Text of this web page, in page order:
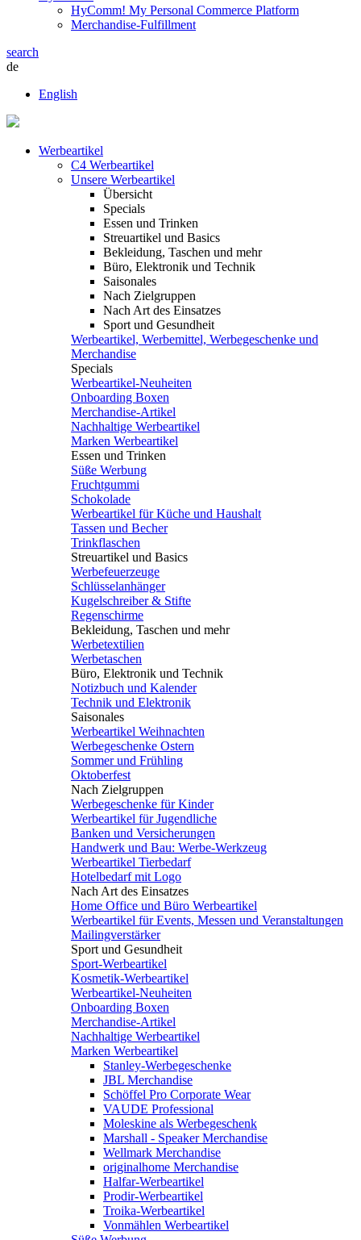
HyComm! My Personal Commerce Platform
Merchandise-Fulfillment
search
de
English
Werbeartikel
C4 Werbeartikel
Unsere Werbeartikel
Übersicht
Specials
Essen und Trinken
Streuartikel und Basics
Bekleidung, Taschen und mehr
Büro, Elektronik und Technik
Saisonales
Nach Zielgruppen
Nach Art des Einsatzes
Sport und Gesundheit
Werbeartikel, Werbemittel, Werbegeschenke und
Merchandise
Specials
Werbeartikel-Neuheiten
Onboarding Boxen
Merchandise-Artikel
Nachhaltige Werbeartikel
Marken Werbeartikel
Essen und Trinken
Süße Werbung
Fruchtgummi
Schokolade
Werbeartikel für Küche und Haushalt
Tassen und Becher
Trinkflaschen
Streuartikel und Basics
Werbefeuerzeuge
Schlüsselanhänger
Kugelschreiber & Stifte
Regenschirme
Bekleidung, Taschen und mehr
Werbetextilien
Werbetaschen
Büro, Elektronik und Technik
Notizbuch und Kalender
Technik und Elektronik
Saisonales
Werbeartikel Weihnachten
Werbegeschenke Ostern
Sommer und Frühling
Oktoberfest
Nach Zielgruppen
Werbegeschenke für Kinder
Werbeartikel für Jugendliche
Banken und Versicherungen
Handwerk und Bau: Werbe-Werkzeug
Werbeartikel Tierbedarf
Hotelbedarf mit Logo
Nach Art des Einsatzes
Home Office und Büro Werbeartikel
Werbeartikel für Events, Messen und Veranstaltungen
Mailingverstärker
Sport und Gesundheit
Sport-Werbeartikel
Kosmetik-Werbeartikel
Werbeartikel-Neuheiten
Onboarding Boxen
Merchandise-Artikel
Nachhaltige Werbeartikel
Marken Werbeartikel
Stanley-Werbegeschenke
JBL Merchandise
Schöffel Pro Corporate Wear
VAUDE Professional
Moleskine als Werbegeschenk
Marshall - Speaker Merchandise
Wellmark Merchandise
originalhome Merchandise
Halfar-Werbeartikel
Prodir-Werbeartikel
Troika-Werbeartikel
Vonmählen Werbeartikel